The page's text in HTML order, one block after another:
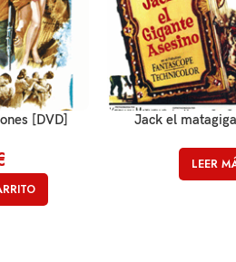
[DVD] Jack el
LEER